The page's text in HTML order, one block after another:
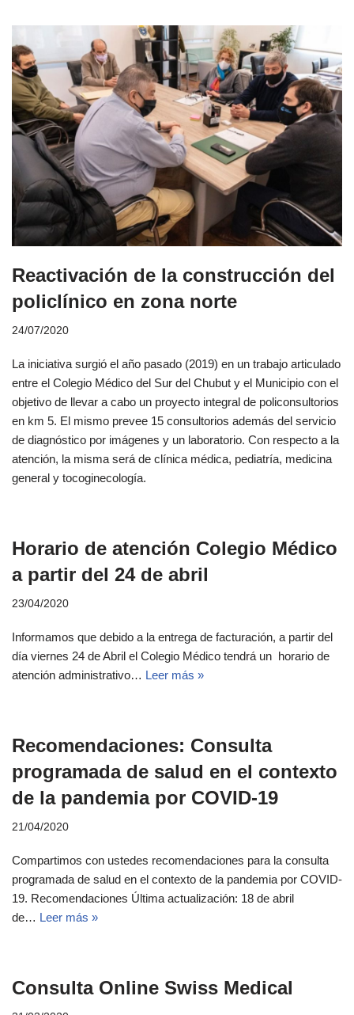
Reactivación de la construcción del
policlínico en zona norte​
24/07/2020
La iniciativa surgió el año pasado (2019) en un trabajo articulado
entre el Colegio Médico del Sur del Chubut y el Municipio con el
objetivo de llevar a cabo un proyecto integral de policonsultorios
en km 5. El mismo prevee 15 consultorios además del servicio
de diagnóstico por imágenes y un laboratorio. Con respecto a la
atención, la misma será de clínica médica, pediatría, medicina
general y tocoginecología.
Horario de atención Colegio Médico
a partir del 24 de abril
23/04/2020
Informamos que debido a la entrega de facturación, a partir del
día viernes 24 de Abril el Colegio Médico tendrá un horario de
atención administrativo… Leer más »
Recomendaciones: Consulta
programada de salud en el contexto
de la pandemia por COVID-19
21/04/2020
Compartimos con ustedes recomendaciones para la consulta
programada de salud en el contexto de la pandemia por COVID-
19. Recomendaciones Última actualización: 18 de abril
de… Leer más »
Consulta Online Swiss Medical